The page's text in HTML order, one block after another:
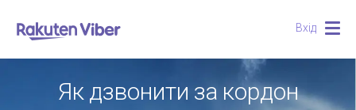
Вхід
Як дзвонити за кордон